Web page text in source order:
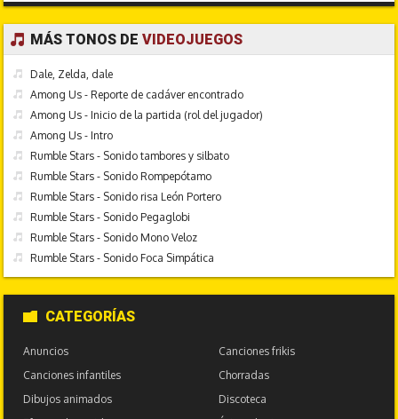
MÁS TONOS DEVIDEOJUEGOS
Dale, Zelda, dale
Among Us - Reporte de cadáver encontrado
Among Us - Inicio de la partida (rol del jugador)
Among Us - Intro
Rumble Stars - Sonido tambores y silbato
Rumble Stars - Sonido Rompepótamo
Rumble Stars - Sonido risa León Portero
Rumble Stars - Sonido Pegaglobi
Rumble Stars - Sonido Mono Veloz
Rumble Stars - Sonido Foca Simpática
CATEGORÍAS
Anuncios
Canciones frikis
Canciones infantiles
Chorradas
Dibujos animados
Discoteca